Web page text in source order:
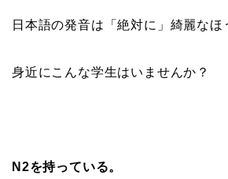
日本語の発音は「絶対に」綺麗なほ
身近にこんな学生はいませんか？
N2を持っている。